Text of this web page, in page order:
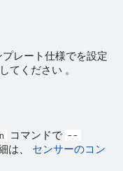
レート仕様でを設定
てください 。
コマンドで --
は、
センサーのコン